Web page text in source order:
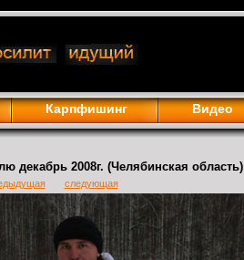
Карпфишинг Видео
декабрь 2008г. (Челябинская область)
следующая